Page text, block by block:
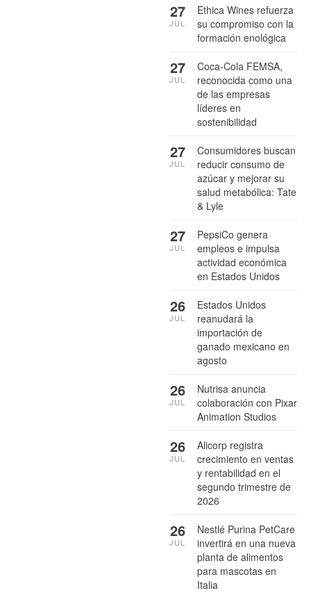
Ethica Wines refuerza
su compromiso con la
formación enológica
27
JUL
Coca-Cola FEMSA,
reconocida como una
de las empresas
líderes en
sostenibilidad
27
JUL
Consumidores buscan
reducir consumo de
azúcar y mejorar su
salud metabólica: Tate
& Lyle
27
JUL
PepsiCo genera
empleos e impulsa
actividad económica
en Estados Unidos
27
JUL
Estados Unidos
reanudará la
importación de
ganado mexicano en
agosto
26
JUL
Nutrisa anuncia
colaboración con Pixar
Animation Studios
26
JUL
Alicorp registra
crecimiento en ventas
y rentabilidad en el
segundo trimestre de
2026
26
JUL
Nestlé Purina PetCare
invertirá en una nueva
planta de alimentos
para mascotas en
Italia
26
JUL